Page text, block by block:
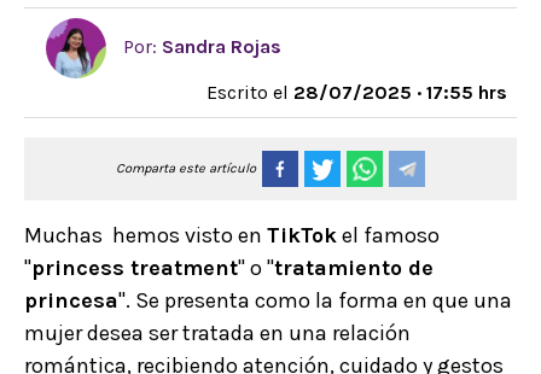
Por: Sandra Rojas
Escrito el 28/07/2025 · 17:55 hrs
Comparta este artículo
Muchas hemos visto en TikTokel famoso
"princess treatment" o "tratamiento de
princesa". Se presenta como la forma en que una
mujer desea ser tratada en una relación
romántica, recibiendo atención, cuidado y gestos